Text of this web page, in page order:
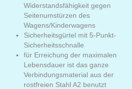
Widerstandsfähigkeit gegen
Seitenumstürzen des
Wagens/Kinderwagens
Sicherheitsgürtel mit 5-Punkt-
Sicherheitsschnalle
für Erreichung der maximalen
Lebensdauer ist das ganze
Verbindungsmaterial aus der
rostfreien Stahl A2 benutzt